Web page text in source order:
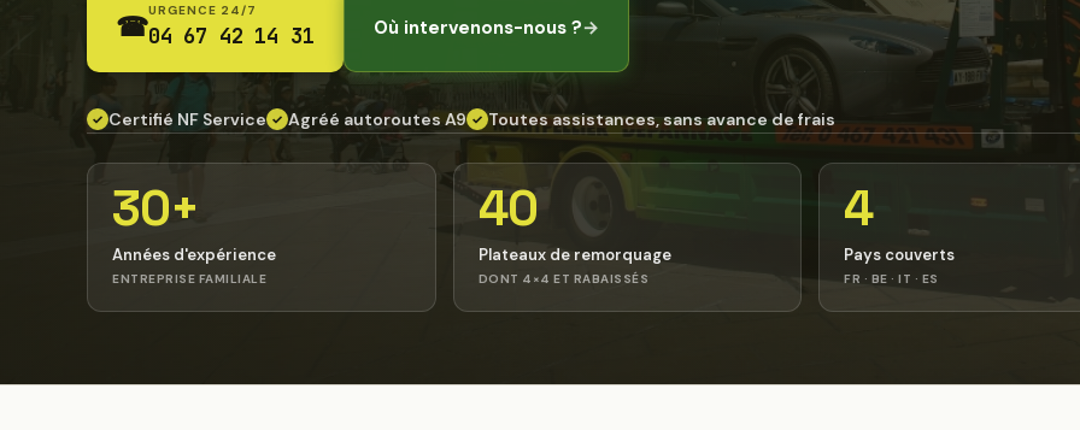
☎URGENCE 24/7
04 67 42 14 31 Où intervenons-nous ?→
✓ Certifié NF Service ✓ Agréé autoroutes A9 ✓ Toutes assistances, sans avance de frais
30+
Années d'expérience
ENTREPRISE FAMILIALE
40
Plateaux de remorquage
DONT 4×4 ET RABAISSÉS
4
Pays couverts
FR · BE · IT · ES